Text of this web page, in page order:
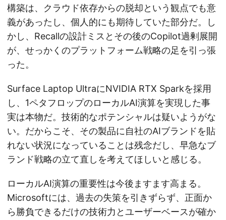
構築は、クラウド依存からの脱却という観点でも意
義があったし、個人的にも期待していた部分だ。し
かし、Recallの設計ミスとその後のCopilot過剰展開
が、せっかくのプラットフォーム戦略の足を引っ張
った。
Surface Laptop UltraにNVIDIA RTX Sparkを採用
し、1ペタフロップのローカルAI演算を実現した事
実は本物だ。技術的なポテンシャルは疑いようがな
い。だからこそ、その製品に自社のAIブランドを貼
れない状況になっていることは残念だし、早急なブ
ランド戦略の立て直しを考えてほしいと感じる。
ローカルAI演算の重要性は今後ますます高まる。
Microsoftには、過去の失策を引きずらず、正面か
ら勝負できるだけの技術力とユーザーベースが確か